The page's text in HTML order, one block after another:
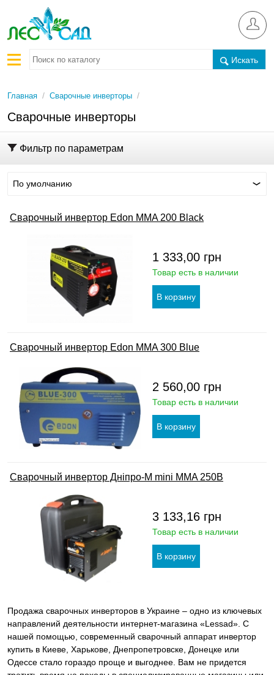
Искать
Главная / Сварочные инверторы /
Сварочные инверторы
Фильтр по параметрам
По умолчанию
Сварочный инвертор Edon MMA 200 Black
1 333,00 грн
Товар есть в наличии
Сварочный инвертор Edon MMA 300 Blue
2 560,00 грн
Товар есть в наличии
Сварочный инвертор Дніпро-М mini MMA 250B
3 133,16 грн
Товар есть в наличии
Продажа сварочных инверторов в Украине – одно из ключевых
направлений деятельности интернет-магазина «Lessad». С
нашей помощью, современный сварочный аппарат инвертор
купить в Киеве, Харькове, Днепропетровске, Донецке или
Одессе стало гораздо проще и выгоднее. Вам не придется